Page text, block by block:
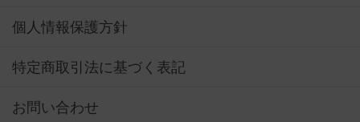
個人情報保護方針
特定商取引法に基づく表記
お問い合わせ